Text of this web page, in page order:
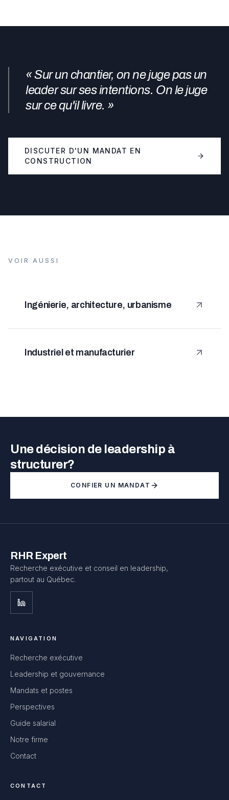
« Sur un chantier, on ne juge pas un
leader sur ses intentions. On le juge
sur ce qu'il livre. »
DISCUTER D'UN MANDAT EN
CONSTRUCTION
VOIR AUSSI
Ingénierie, architecture, urbanisme
Industriel et manufacturier
Une décision de leadership à
structurer?
CONFIER UN MANDAT
RHR Expert
Recherche exécutive et conseil en leadership,
partout au Québec.
NAVIGATION
Recherche exécutive
Leadership et gouvernance
Mandats et postes
Perspectives
Guide salarial
Notre firme
Contact
CONTACT